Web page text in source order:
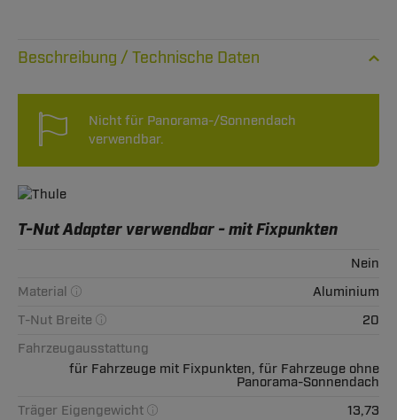
Technische Daten
Nicht für Panorama-/Sonnendach
verwendbar.
T-Nut Adapter verwendbar - mit Fixpunkten
Nein
Material
Aluminium
T-Nut Breite
20
Fahrzeugausstattung
für Fahrzeuge mit Fixpunkten, für Fahrzeuge ohne
Panorama-Sonnendach
Träger Eigengewicht
13,73